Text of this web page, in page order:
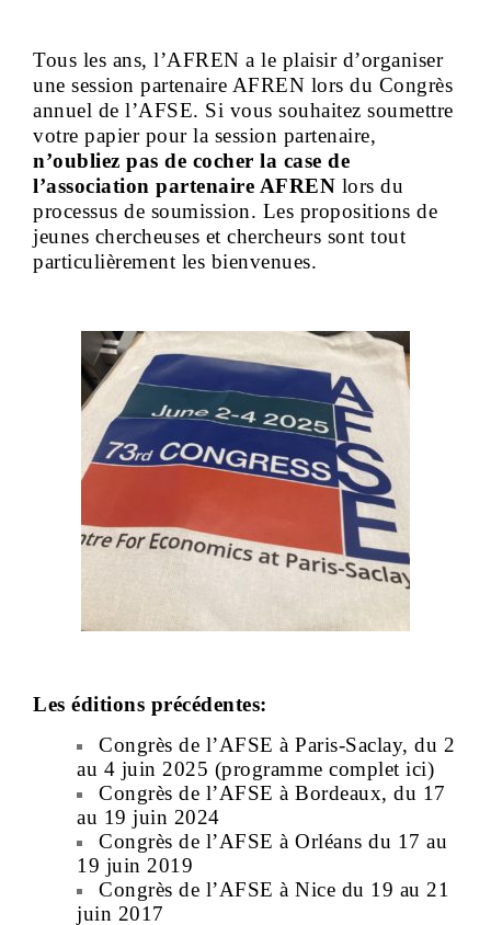
Tous les ans, l’AFREN a le plaisir d’organiser
une session partenaire AFREN lors du Congrès
annuel de l’AFSE. Si vous souhaitez soumettre
votre papier pour la session partenaire,
n’oubliez pas de cocher la case de
l’association partenaire AFREN lors du
processus de soumission. Les propositions de
jeunes chercheuses et chercheurs sont tout
particulièrement les bienvenues.
Les éditions précédentes:
Congrès de l’AFSE à Paris-Saclay, du 2
au 4 juin 2025 (programme complet ici)
Congrès de l’AFSE à Bordeaux, du 17
au 19 juin 2024
Congrès de l’AFSE à Orléans du 17 au
19 juin 2019
Congrès de l’AFSE à Nice du 19 au 21
juin 2017